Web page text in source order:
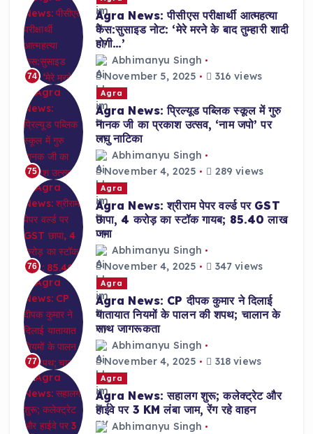
74
Agra News: पीसीएस परीक्षार्थी आत्महत्या
केस:सुसाइड नोट: ‘मेरे मरने के बाद तुम्हारी शादी
होगी…’
Abhimanyu Singh
November 5, 2025
316 views
75
Agra
Agra News: प्रिल्यूड पब्लिक स्कूल में गुरु
नानक जी का प्रकाश उत्सव, ‘नाम जपो’ पर
लघु नाटिका
Abhimanyu Singh
November 4, 2025
289 views
76
Agra
Agra News: श्रीराम पेपर वर्ल्ड पर GST
छापा, 4 करोड़ का स्टॉक गायब; 85.40 लाख
जमा
Abhimanyu Singh
November 4, 2025
347 views
77
Agra
Agra News: CP दीपक कुमार ने दिलाई
यातायात नियमों के पालन की शपथ; चालान के
साथ जागरूकता
Abhimanyu Singh
November 4, 2025
318 views
Agra
Agra News: सहालग शुरू; कलेक्ट्रेट और
हाईवे पर 3 KM लंबा जाम, रेंग रहे वाहन
Abhimanyu Singh